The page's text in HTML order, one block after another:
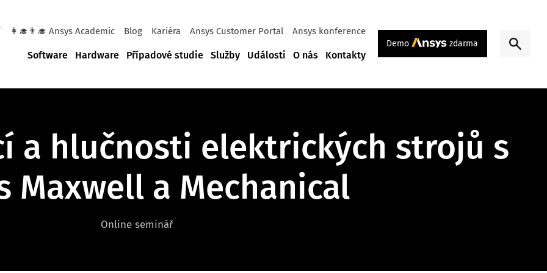
👩‍🎓👨‍🎓 Ansys Academic Blog Kariéra Ansys Customer Portal Ansys konference
Software Hardware Případové studie Služby Události O nás Kontakty
Demo zdarma
a hlučnosti elektrických strojů s
Maxwell a Mechanical
Online seminář